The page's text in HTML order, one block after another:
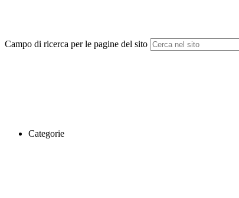
Campo di ricerca per le pagine del sito
Categorie